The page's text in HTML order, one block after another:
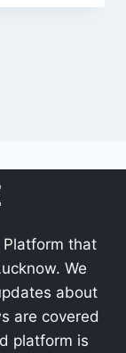
that
We
about
are covered
platform is